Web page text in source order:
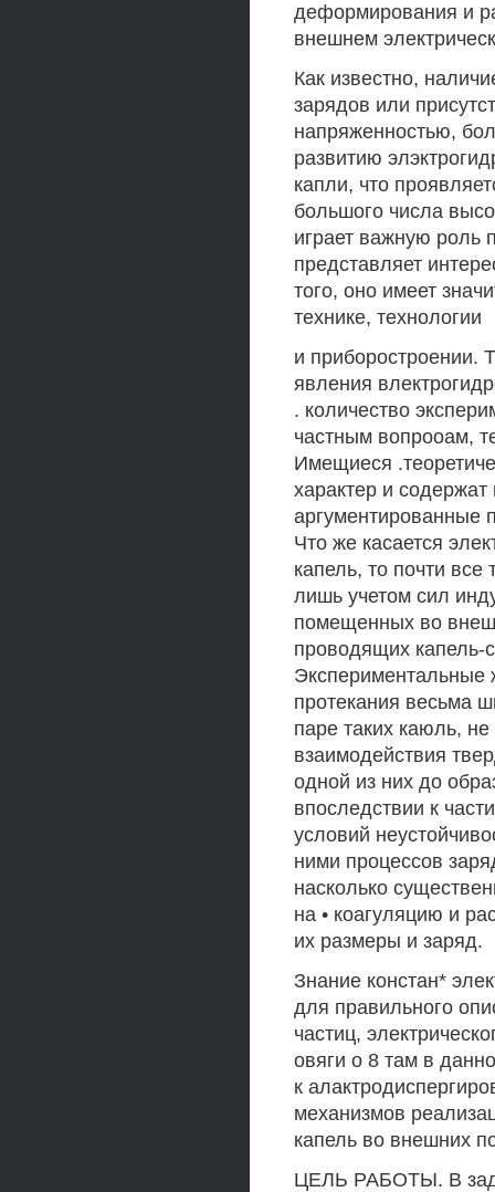
деформирования и
внешнем
Как известно,
зарядов или
напряженностью,
развитию
капли, что
большого числа
играет важную роль
представляет
того, оно имеет
технике, технологии
и приборостроении.
явления
. количество
частным вопрооам,
Имещиеся
характер и
аргументированные
Что же касается
капель, то почти все
лишь учетом сил
помещенных во
проводящих капель-
Экспериментальные
протекания весьма
паре таких каюль,
взаимодействия
одной из них до
впоследствии к
условий
ними процессов
насколько
на • коагуляцию и
их размеры и заряд.
Знание констан*
для правильного
частиц,
овяги о 8 там в
к
механизмов
капель во внешних
ЦЕЛЬ РАБОТЫ. В